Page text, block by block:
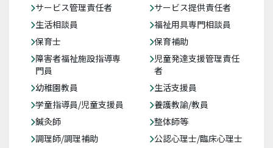
サービス管理責任者
サービス提供責任者
生活相談員
福祉用具専門相談員
保育士
保育補助
障害者福祉施設指導専
門員
児童発達支援管理責任
者
幼稚園教員
生活支援員
学童指導員/児童支援員
養護教諭/教員
鍼灸師
整体師等
調理師/調理補助
公認心理士/臨床心理士